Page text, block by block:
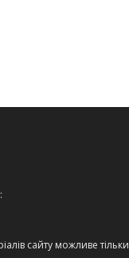
сайту можливе тільки